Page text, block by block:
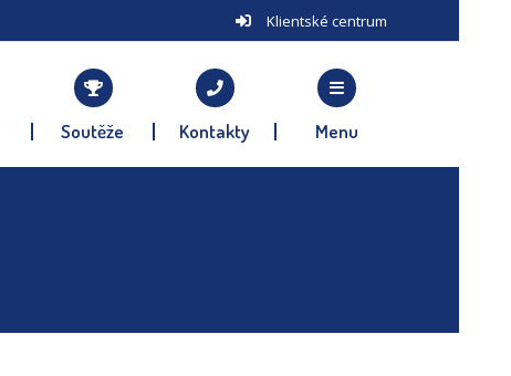
Klientské centrum
Soutěže Kontakty Menu